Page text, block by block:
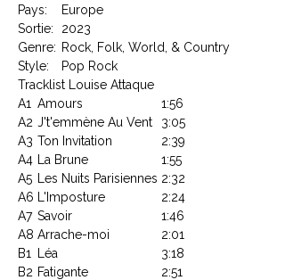
Pays:
Europe
Sortie:
2023
Genre: Rock, Folk, World, & Country
Style:
Pop Rock
Tracklist Louise Attaque
A1 Amours
1:56
A2 J't'emmène Au Vent
3:05
A3 Ton Invitation
2:39
A4
La Brune
1:55
A5
Les Nuits Parisiennes 2:32
A6
L'Imposture
2:24
A7 Savoir
1:46
A8 Arrache-moi
2:01
B1
Léa
3:18
B2 Fatigante
2:51